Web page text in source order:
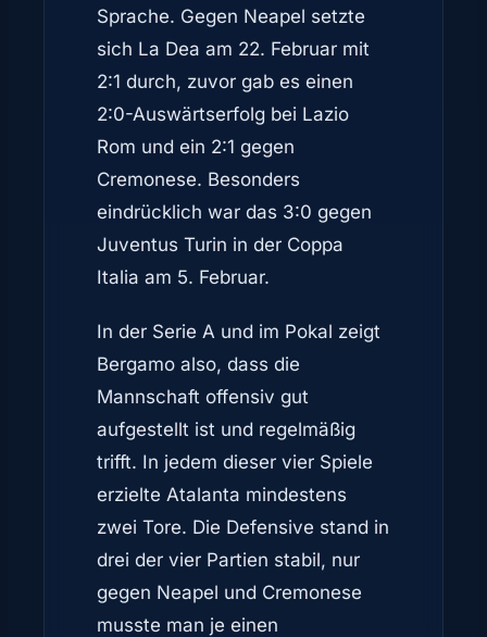
Sprache. Gegen Neapel setzte
sich La Dea am 22. Februar mit
2:1 durch, zuvor gab es einen
2:0-Auswärtserfolg bei Lazio
Rom und ein 2:1 gegen
Cremonese. Besonders
eindrücklich war das 3:0 gegen
Juventus Turin in der Coppa
Italia am 5. Februar.
In der Serie A und im Pokal zeigt
Bergamo also, dass die
Mannschaft offensiv gut
aufgestellt ist und regelmäßig
trifft. In jedem dieser vier Spiele
erzielte Atalanta mindestens
zwei Tore. Die Defensive stand in
drei der vier Partien stabil, nur
gegen Neapel und Cremonese
musste man je einen